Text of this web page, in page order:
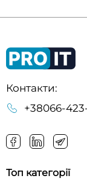
Контакти:
+38066-
Топ категорії